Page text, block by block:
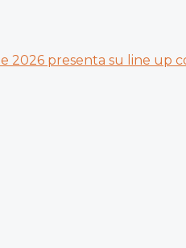
2026 presenta su line up